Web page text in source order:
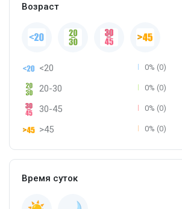
Возраст
<20 0% (0)
20-30 0% (0)
30-45 0% (0)
>45 0% (0)
Время суток